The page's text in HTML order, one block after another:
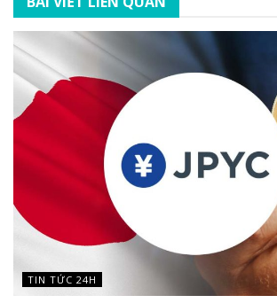
TIN TỨC 24H